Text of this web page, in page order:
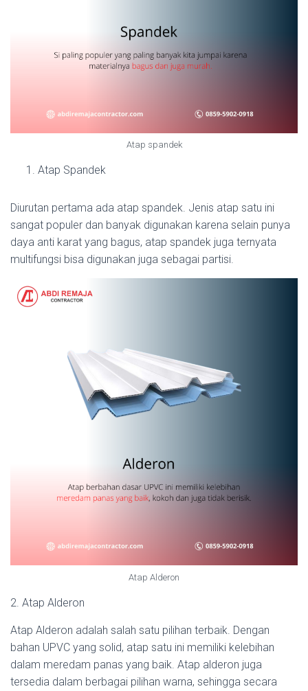
Atap spandek
Atap Spandek
Diurutan pertama ada atap spandek. Jenis atap satu ini
sangat populer dan banyak digunakan karena selain punya
daya anti karat yang bagus, atap spandek juga ternyata
multifungsi bisa digunakan juga sebagai partisi.
Atap Alderon
2. Atap Alderon
Atap Alderon adalah salah satu pilihan terbaik. Dengan
bahan UPVC yang solid, atap satu ini memiliki kelebihan
dalam meredam panas yang baik. Atap alderon juga
tersedia dalam berbagai pilihan warna, sehingga secara